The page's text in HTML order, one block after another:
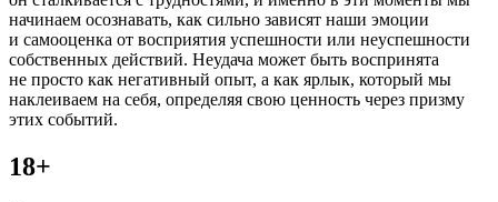
начинаем осознавать, как сильно зависят наши эмоции
и самооценка от восприятия успешности или неуспешности
собственных действий. Неудача может быть воспринята
не просто как негативный опыт, а как ярлык, который мы
наклеиваем на себя, определяя свою ценность через призму
этих событий.
18+